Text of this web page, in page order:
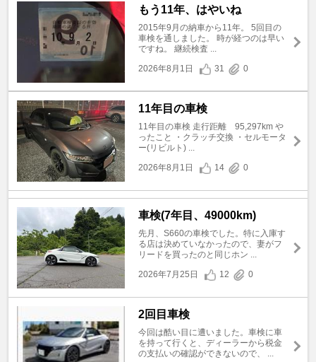
もう11年、はやいね
2015年9月の納車から11年。 5回目の
車検を通しました。 時が経つのは早い
ですね。 継続検査 ...
2026年8月1日
31 0
11年目の車検
11年目の車検 走行距離 95,297km や
ったこと ・クラッチ交換 ・セルモータ
ー(リビルト) ...
2026年8月1日
14 0
車検(7年目、49000km)
先月、S660の車検でした。特に入庫す
る店は決めていなかったので、妻がフ
リードを買ったのと同じホン ...
2026年7月25日
12 0
2回目車検
今回は酷い目に遭いました。車検に車
を持って行くと、ディーラーから税金
の支払いの確認ができないので、 ...